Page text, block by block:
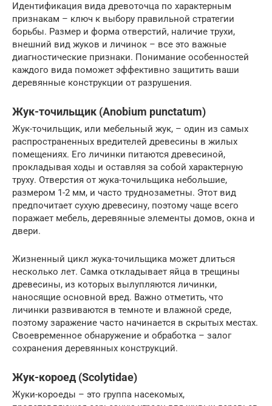
Идентификация вида древоточца по характерным
признакам – ключ к выбору правильной стратегии
борьбы. Размер и форма отверстий, наличие трухи,
внешний вид жуков и личинок – все это важные
диагностические признаки. Понимание особенностей
каждого вида поможет эффективно защитить ваши
деревянные конструкции от разрушения.
Жук-точильщик (Anobium punctatum)
Жук-точильщик, или мебельный жук, – один из самых
распространенных вредителей древесины в жилых
помещениях. Его личинки питаются древесиной,
прокладывая ходы и оставляя за собой характерную
труху. Отверстия от жука-точильщика небольшие,
размером 1-2 мм, и часто труднозаметны. Этот вид
предпочитает сухую древесину, поэтому чаще всего
поражает мебель, деревянные элементы домов, окна и
двери.
Жизненный цикл жука-точильщика может длиться
несколько лет. Самка откладывает яйца в трещины
древесины, из которых вылупляются личинки,
наносящие основной вред. Важно отметить, что
личинки развиваются в темноте и влажной среде,
поэтому заражение часто начинается в скрытых местах.
Своевременное обнаружение и обработка – залог
сохранения деревянных конструкций.
Жук-короед (Scolytidae)
Жуки-короеды – это группа насекомых,